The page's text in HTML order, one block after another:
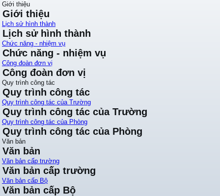
Giới thiệu
Giới thiệu
Lịch sử hình thành
Lịch sử hình thành
Chức năng - nhiệm vụ
Chức năng - nhiệm vụ
Công đoàn đơn vị
Công đoàn đơn vị
Quy trình công tác
Quy trình công tác
Quy trình công tác của Trường
Quy trình công tác của Trường
Quy trình công tác của Phòng
Quy trình công tác của Phòng
Văn bản
Văn bản
Văn bản cấp trường
Văn bản cấp trường
Văn bản cấp Bộ
Văn bản cấp Bộ